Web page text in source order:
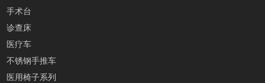
手术台
诊查床
医疗车
不锈钢手推车
医用椅子系列